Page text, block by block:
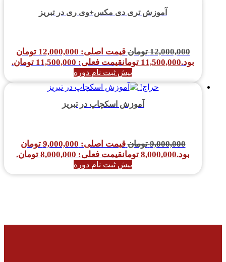
آموزش تری دی مکس+وی ری در تبریز
12,000,000 تومان
قیمت اصلی: 12,000,000 تومان
بود.11,500,000 تومانقیمت فعلی: 11,500,000 تومان.
پیش ثبت نام دوره
حراج!
آموزش اسکچاپ در تبریز
9,000,000 تومان
قیمت اصلی: 9,000,000 تومان
بود.8,000,000 تومانقیمت فعلی: 8,000,000 تومان.
پیش ثبت نام دوره